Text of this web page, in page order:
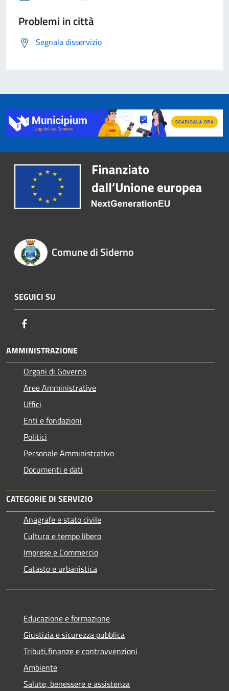
Problemi in città
Segnala disservizio
Comune di Siderno
SEGUICI SU
AMMINISTRAZIONE
Organi di Governo
Aree Amministrative
Uffici
Enti e fondazioni
Politici
Personale Amministrativo
Documenti e dati
CATEGORIE DI SERVIZIO
Anagrafe e stato civile
Cultura e tempo libero
Imprese e Commercio
Catasto e urbanistica
Educazione e formazione
Giustizia e sicurezza pubblica
Tributi,finanze e contravvenzioni
Ambiente
Salute, benessere e assistenza